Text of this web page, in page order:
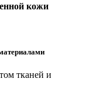
кожи
тканей и